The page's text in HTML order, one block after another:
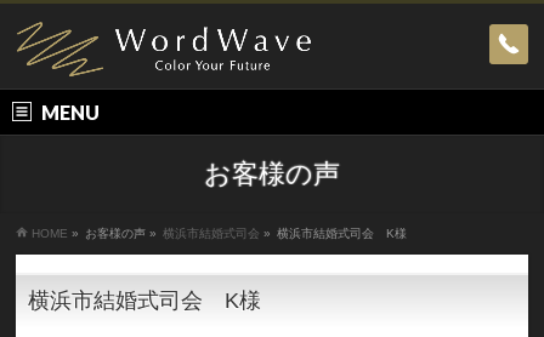
MENU
お客様の声
HOME » お客様の声 » 横浜市結婚式司会 » 横浜市結婚式司会 K様
横浜市結婚式司会 K様